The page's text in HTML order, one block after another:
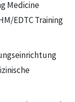
Medicine
EDTC Training